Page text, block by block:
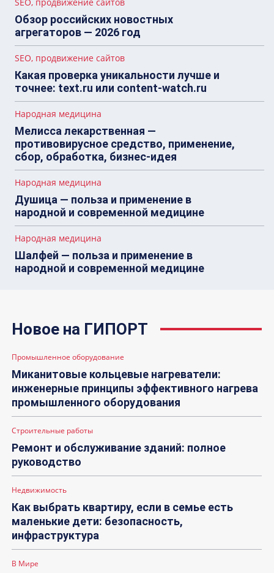
Обзор российских новостных
агрегаторов — 2026 год
SEO, продвижение сайтов
Какая проверка уникальности лучше и
точнее: text.ru или content-watch.ru
Народная медицина
Мелисса лекарственная —
противовирусное средство, применение,
сбор, обработка, бизнес-идея
Народная медицина
Душица — польза и применение в
народной и современной медицине
Народная медицина
Шалфей — польза и применение в
народной и современной медицине
Новое на ГИПОРТ
Промышленное оборудование
Миканитовые кольцевые нагреватели:
инженерные принципы эффективного нагрева
промышленного оборудования
Строительные работы
Ремонт и обслуживание зданий: полное
руководство
Недвижимость
Как выбрать квартиру, если в семье есть
маленькие дети: безопасность,
инфраструктура
В Мире